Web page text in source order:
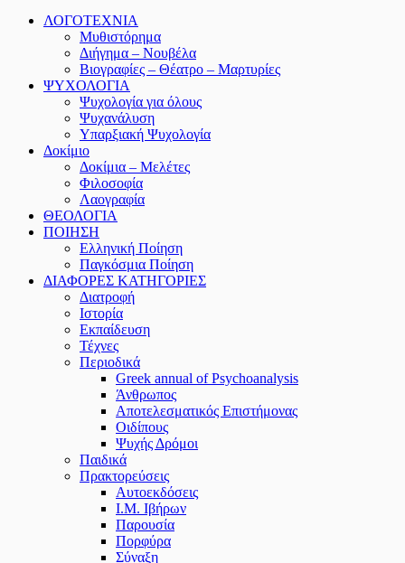
ΛΟΓΟΤΕΧΝΙΑ
Μυθιστόρημα
Διήγημα – Νουβέλα
Βιογραφίες – Θέατρο – Μαρτυρίες
ΨΥΧΟΛΟΓΙΑ
Ψυχολογία για όλους
Ψυχανάλυση
Υπαρξιακή Ψυχολογία
Δοκίμιο
Δοκίμια – Μελέτες
Φιλοσοφία
Λαογραφία
ΘΕΟΛΟΓΙΑ
ΠΟΙΗΣΗ
Ελληνική Ποίηση
Παγκόσμια Ποίηση
ΔΙΑΦΟΡΕΣ ΚΑΤΗΓΟΡΙΕΣ
Διατροφή
Ιστορία
Εκπαίδευση
Τέχνες
Περιοδικά
Greek annual of Psychoanalysis
Άνθρωπος
Αποτελεσματικός Επιστήμονας
Οιδίπους
Ψυχής Δρόμοι
Παιδικά
Πρακτoρεύσεις
Αυτοεκδόσεις
Ι.Μ. Ιβήρων
Παρουσία
Πορφύρα
Σύναξη